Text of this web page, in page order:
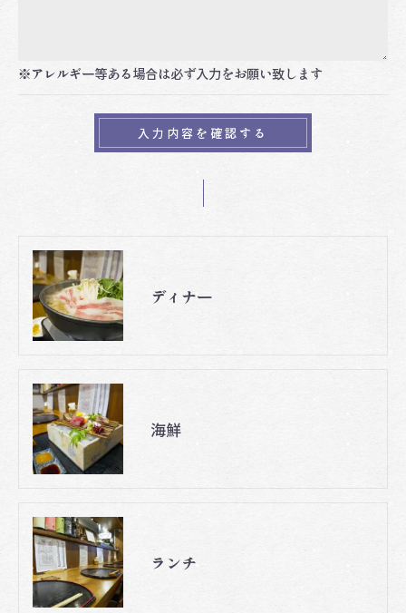
※アレルギー等ある場合は必ず入力をお願い致します
ディナー
海鮮
ランチ